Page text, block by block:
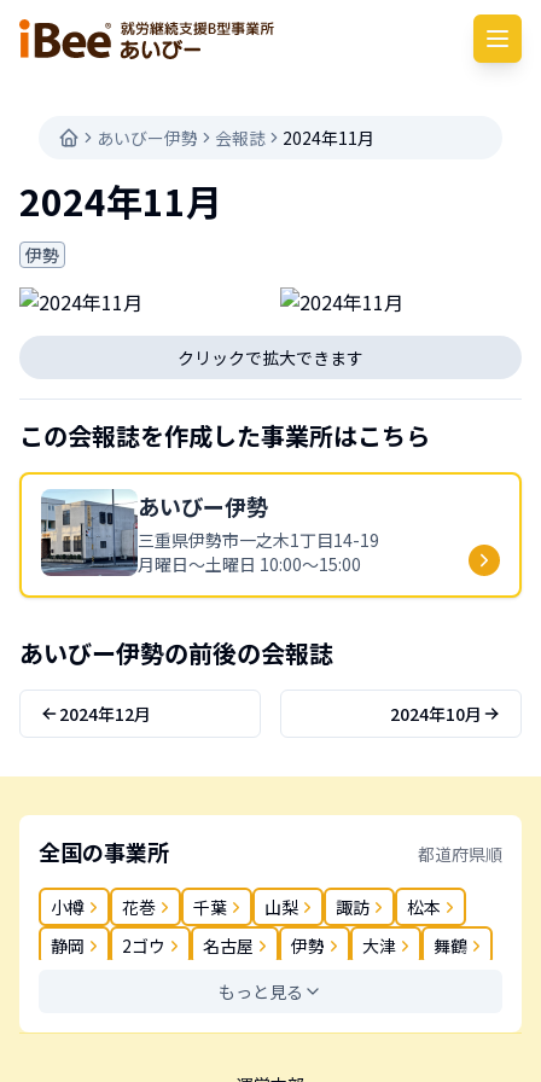
あいびー伊勢 会報誌 2024年11月
2024年11月
伊勢
クリックで拡大できます
この会報誌を作成した事業所はこちら
あいびー伊勢
三重県伊勢市一之木1丁目14-19
月曜日〜土曜日 10:00〜15:00
あいびー伊勢の前後の会報誌
2024年12月 2024年10月
全国の事業所 都道府県順
小樽 花巻 千葉 山梨 諏訪
松本
静岡
2ゴウ 名古屋 伊勢 大津
舞鶴
松茂 高松
もっと見る